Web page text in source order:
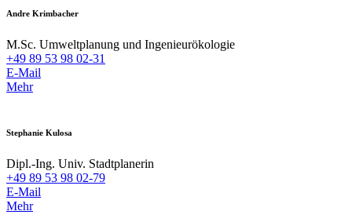
Andre Krimbacher
M.Sc. Umweltplanung und Ingenieurökologie
+49 89 53 98 02-31
E-Mail
Mehr
Stephanie Kulosa
Dipl.-Ing. Univ. Stadtplanerin
+49 89 53 98 02-79
E-Mail
Mehr